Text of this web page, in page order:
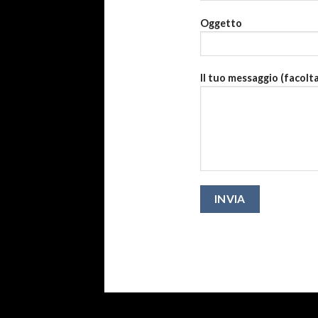
Oggetto
Il tuo messaggio